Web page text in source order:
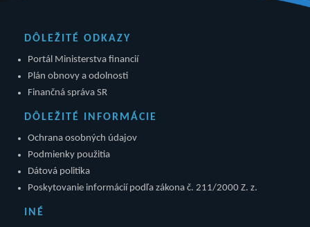
DÔLEŽITÉ ODKAZY
Portál Ministerstva financií
Plán obnovy a odolnosti
Finančná správa SR
DÔLEŽITÉ INFORMÁCIE
Ochrana osobných údajov
Podmienky použitia
Dátová politika
Poskytovanie informácií podľa zákona č. 211/2000 Z. z.
INÉ